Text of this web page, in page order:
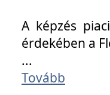
A képzés
érdekében a
...
Tovább